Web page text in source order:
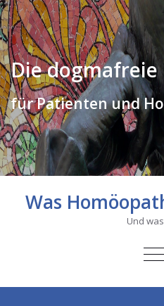
Die
für Patienten und
Was
Und